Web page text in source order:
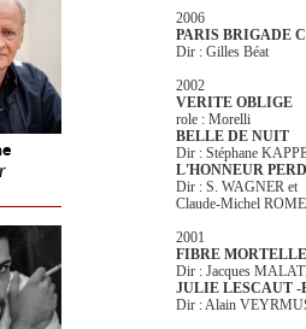
2006
PARIS BRIGADE
Dir : Gilles Béat
2002
VERITE OBLIGE
role : Morelli
BELLE DE NUIT
Dir : Stéphane
L'HONNEUR
Dir : S. WAGNER et
Claude-Michel ROME
2001
FIBRE MORTELLE
Dir : Jacques
JULIE LESCAUT -
Dir : Alain